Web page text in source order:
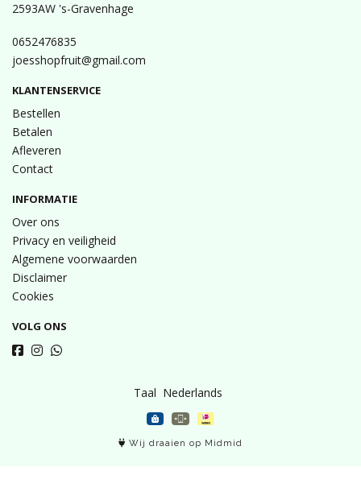
2593AW 's-Gravenhage
0652476835
joesshopfruit@gmail.com
KLANTENSERVICE
Bestellen
Betalen
Afleveren
Contact
INFORMATIE
Over ons
Privacy en veiligheid
Algemene voorwaarden
Disclaimer
Cookies
VOLG ONS
Taal
Wij draaien op Midmid